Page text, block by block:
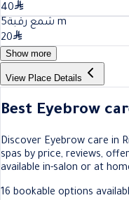
40
شمع رقبة5
m
20
Show more
View Place Details
Best Eyebrow
Discover Eyebrow care in
spas by price, reviews,
available in-salon or at
16 bookable options